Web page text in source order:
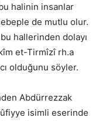
halinin insanlar
de mutlu olur.
hallerinden dolayı
et-Tirmîzî rh.a
olduğunu söyler.
Abdürrezzak
isimli eserinde